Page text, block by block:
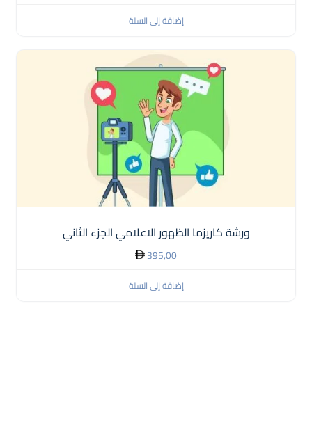
إضافة إلى السلة
ورشة كاريزما الظهور الاعلامي الجزء الثاني
395,00
إضافة إلى السلة